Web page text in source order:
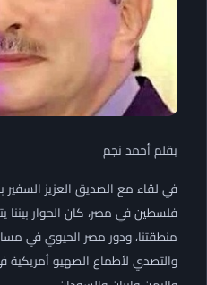
بقلم أحمد نجم
في لقاء مع الصديق العزيز السفير
فلسطين في مصر، كان الحوار بيننا
منطقتنا، ودور مصر الحيوي في
والتصدي لأطماع الصهيو أمريكية